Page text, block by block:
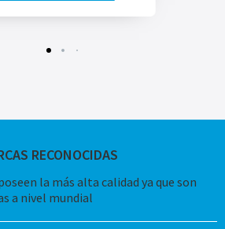
RECONOCIDAS
la más alta calidad ya que son
a nivel mundial